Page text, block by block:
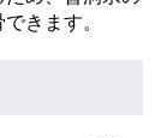
きます。